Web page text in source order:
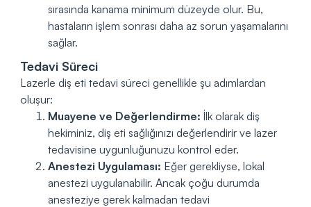
sırasında kanama minimum düzeyde olur. Bu,
hastaların işlem sonrası daha az sorun yaşamalarını
sağlar.
Tedavi Süreci
Lazerle diş eti tedavi süreci genellikle şu adımlardan
oluşur:
Muayene ve Değerlendirme: İlk olarak diş
hekiminiz, diş eti sağlığınızı değerlendirir ve lazer
tedavisine uygunluğunuzu kontrol eder.
Anestezi Uygulaması: Eğer gerekliyse, lokal
anestezi uygulanabilir. Ancak çoğu durumda
anesteziye gerek kalmadan tedavi